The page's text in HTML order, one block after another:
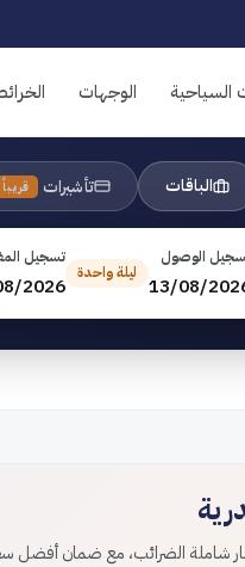
السياحية الوجهات
الباقات تأشيرات قريباً
الوصول
13/08/
ليلة واحدة
تسجيل
2026
شاملة الضرائب، مع ضمان أفضل